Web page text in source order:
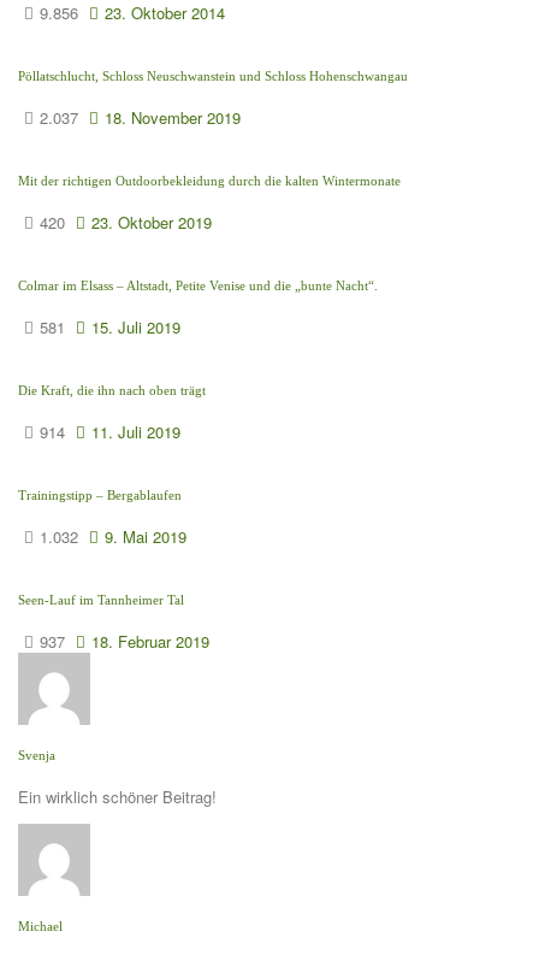
9.856 23. Oktober 2014
Pöllatschlucht, Schloss Neuschwanstein und Schloss Hohenschwangau
2.037 18. November 2019
Mit der richtigen Outdoorbekleidung durch die kalten Wintermonate
420 23. Oktober 2019
Colmar im Elsass – Altstadt, Petite Venise und die „bunte Nacht“.
581 15. Juli 2019
Die Kraft, die ihn nach oben trägt
914 11. Juli 2019
Trainingstipp – Bergablaufen
1.032 9. Mai 2019
Seen-Lauf im Tannheimer Tal
937 18. Februar 2019
Svenja
Ein wirklich schöner Beitrag!
Michael